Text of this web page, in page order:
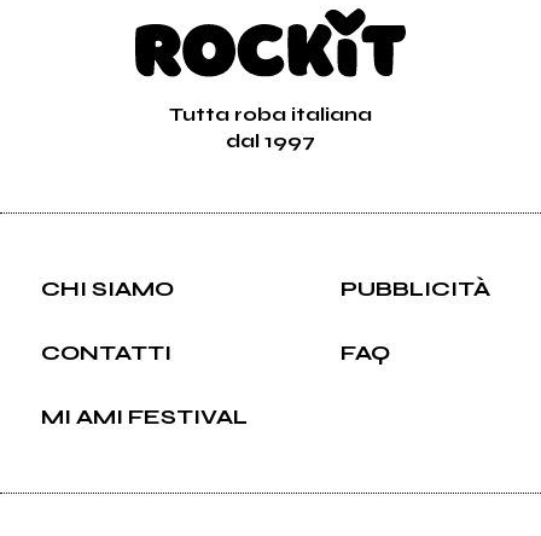
Tutta roba italiana
dal 1997
CHI SIAMO PUBBLICITÀ
CONTATTI FAQ
MI AMI FESTIVAL